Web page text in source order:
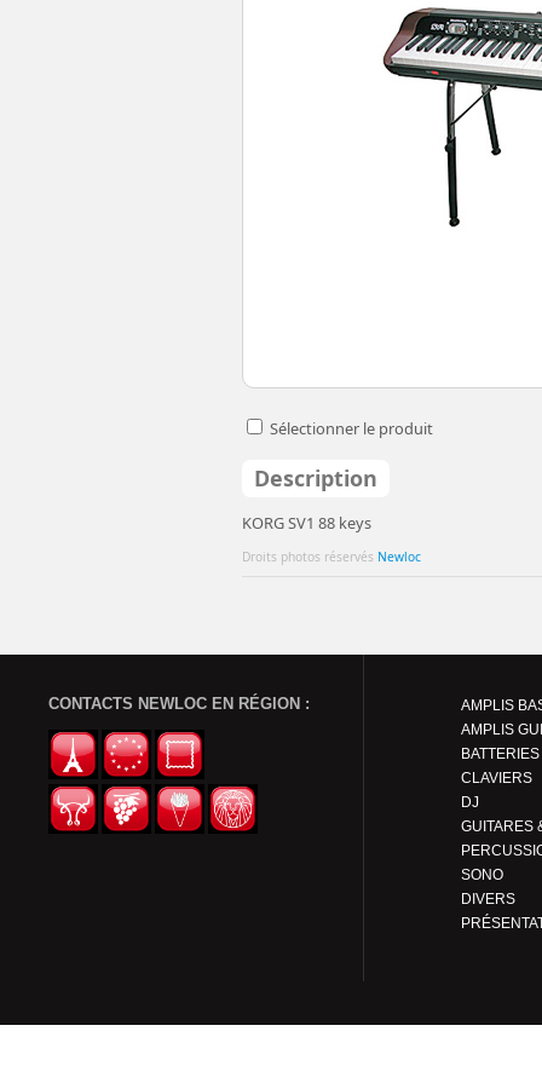
Sélectionner le produit
Description
KORG SV1 88 keys
Droits photos réservés Newloc
CONTACTS NEWLOC EN RÉGION :
AMPLIS
AMPLIS
BATTERIES
CLAVIERS
DJ
SONO
DIVERS